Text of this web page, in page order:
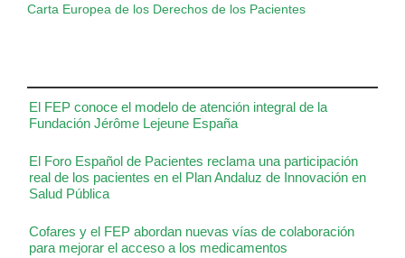
El FEP conoce el modelo de atención integral de la
Fundación Jérôme Lejeune España
El Foro Español de Pacientes reclama una participación
real de los pacientes en el Plan Andaluz de Innovación en
Salud Pública
Cofares y el FEP abordan nuevas vías de colaboración
para mejorar el acceso a los medicamentos
Carta Europea de los Derechos de los Pacientes